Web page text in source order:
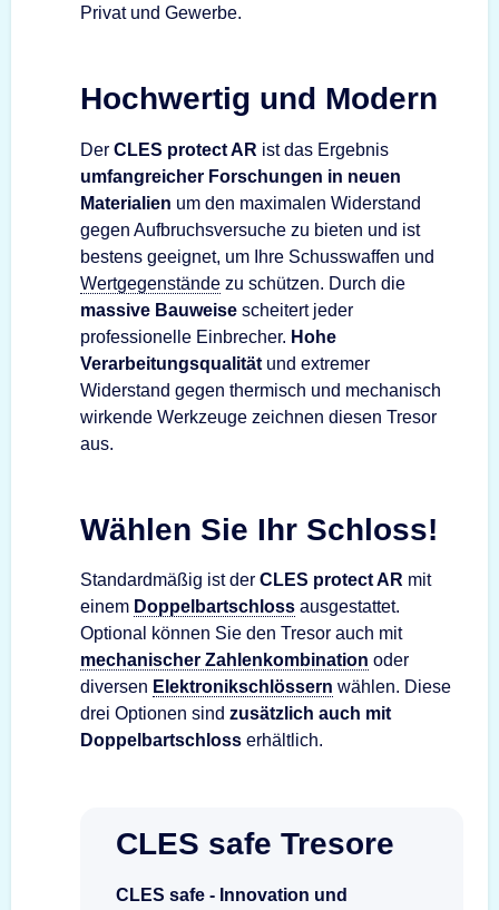
Privat und Gewerbe.
Hochwertig und Modern
Der CLES protect AR ist das Ergebnis
umfangreicher Forschungen in neuen
Materialien um den maximalen Widerstand
gegen Aufbruchsversuche zu bieten und ist
bestens geeignet, um Ihre Schusswaffen und
Wertgegenstände zu schützen. Durch die
massive Bauweise scheitert jeder
professionelle Einbrecher. Hohe
Verarbeitungsqualität und extremer
Widerstand gegen thermisch und mechanisch
wirkende Werkzeuge zeichnen diesen Tresor
aus.
Wählen Sie Ihr Schloss!
Standardmäßig ist der CLES protect AR mit
einem Doppelbartschloss ausgestattet.
Optional können Sie den Tresor auch mit
mechanischer Zahlenkombination oder
diversen Elektronikschlössern wählen. Diese
drei Optionen sind zusätzlich auch mit
Doppelbartschloss erhältlich.
CLES safe Tresore
CLES safe - Innovation und